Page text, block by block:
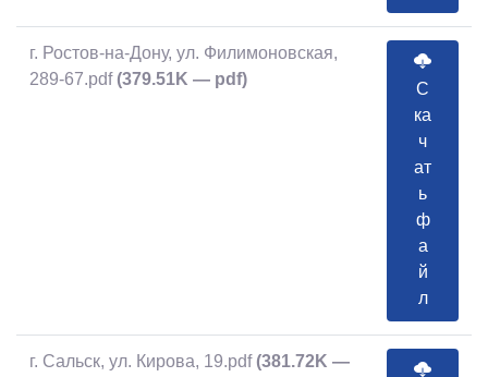
г. Ростов-на-Дону, ул. Филимоновская,
289-67.pdf (379.51K — pdf)
С
ка
ч
ат
ь
ф
а
й
л
г. Сальск, ул. Кирова, 19.pdf (381.72K —